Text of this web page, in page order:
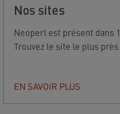
Nos sites
Neoperl est présent dans
Trouvez le site le plus près
EN SAVOIR PLUS